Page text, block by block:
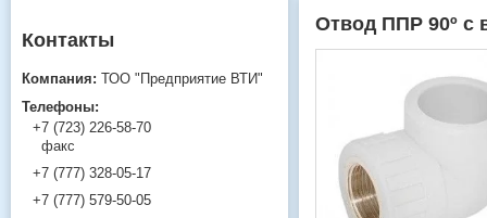
Отвод ППР 90º с
ТОО "Предприятие ВТИ"
+7 (723) 226-58-70
факс
+7 (777) 328-05-17
+7 (777) 579-50-05